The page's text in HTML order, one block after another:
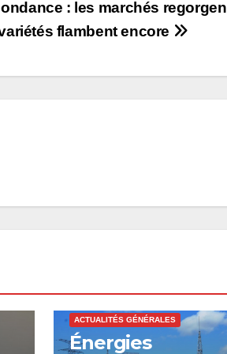
: les marchés
flambent encore
ACTUALITÉS GÉNÉRALES
Énergies